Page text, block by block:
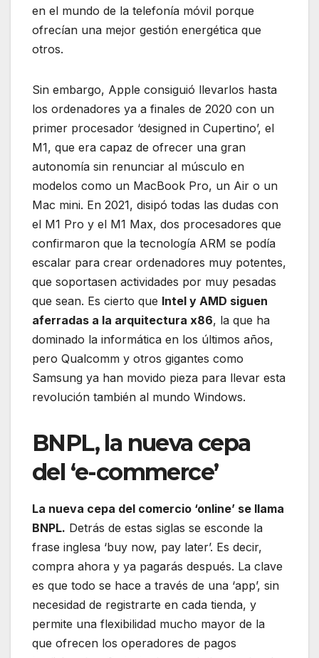
en el mundo de la telefonía móvil porque
ofrecían una mejor gestión energética que
otros.
Sin embargo, Apple consiguió llevarlos hasta
los ordenadores ya a finales de 2020 con un
primer procesador ‘designed in Cupertino’, el
M1, que era capaz de ofrecer una gran
autonomía sin renunciar al músculo en
modelos como un MacBook Pro, un Air o un
Mac mini. En 2021, disipó todas las dudas con
el M1 Pro y el M1 Max, dos procesadores que
confirmaron que la tecnología ARM se podía
escalar para crear ordenadores muy potentes,
que soportasen actividades por muy pesadas
que sean. Es cierto que Intel y AMD siguen
aferradas a la arquitectura x86, la que ha
dominado la informática en los últimos años,
pero Qualcomm y otros gigantes como
Samsung ya han movido pieza para llevar esta
revolución también al mundo Windows.
BNPL, la nueva cepa
del ‘e-commerce’
La nueva cepa del comercio ‘online’ se llama
BNPL. Detrás de estas siglas se esconde la
frase inglesa ‘buy now, pay later’. Es decir,
compra ahora y ya pagarás después. La clave
es que todo se hace a través de una ‘app’, sin
necesidad de registrarte en cada tienda, y
permite una flexibilidad mucho mayor de la
que ofrecen los operadores de pagos